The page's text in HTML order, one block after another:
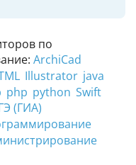
по
ArchiCad
Illustrator java
php python Swift
(ГИА)